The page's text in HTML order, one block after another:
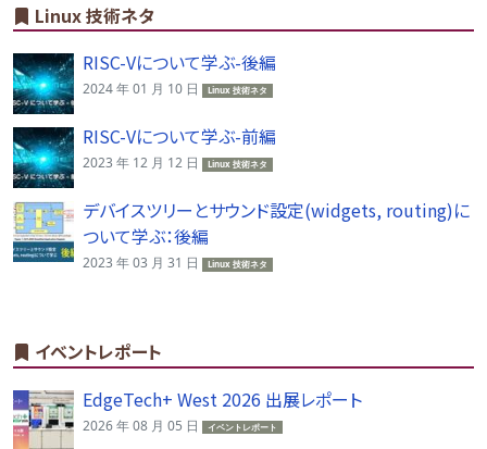
Linux 技術ネタ
RISC-Vについて学ぶ-後編
2024 年 01 月 10 日 Linux 技術ネタ
RISC-Vについて学ぶ-前編
2023 年 12 月 12 日 Linux 技術ネタ
デバイスツリーとサウンド設定(widgets, routing)に
ついて学ぶ：後編
2023 年 03 月 31 日 Linux 技術ネタ
イベントレポート
EdgeTech+ West 2026 出展レポート
2026 年 08 月 05 日 イベントレポート